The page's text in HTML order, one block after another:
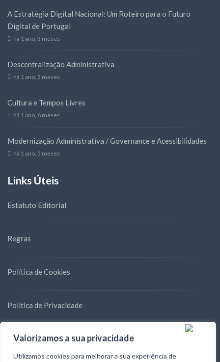
Valorizamos a sua privacidade
Utilizamos cookies para melhorar a sua experiência de
A Estratégia Digital Nacional: Um Roteiro para o Futuro
Digital de Portugal
há 1 ano, 3 meses
Descentralização Administrativa
há 1 ano, 5 meses
Cultura e Tempos Livres
há 1 ano, 6 meses
Modernização Administrativa / Governance e Acessibilidades
há 1 ano, 5 meses
Links Úteis
Estatuto Editorial
Regras
Política de Cookies
Política de Privacidade
Blog